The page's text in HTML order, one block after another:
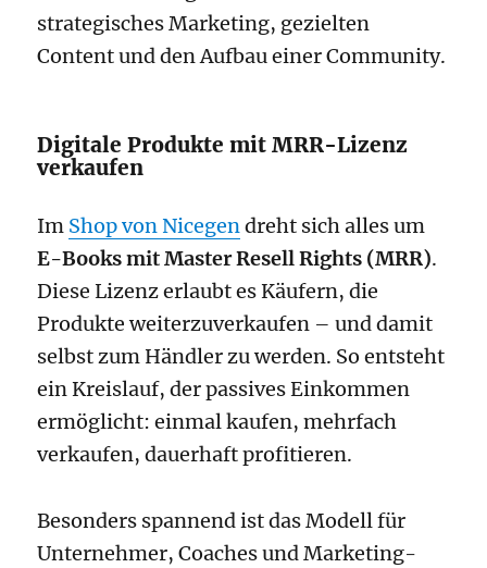
strategisches Marketing, gezielten
Content und den Aufbau einer Community.
Digitale Produkte mit MRR-Lizenz
verkaufen
Im Shop von Nicegen dreht sich alles um
E-Books mit Master Resell Rights (MRR).
Diese Lizenz erlaubt es Käufern, die
Produkte weiterzuverkaufen – und damit
selbst zum Händler zu werden. So entsteht
ein Kreislauf, der passives Einkommen
ermöglicht: einmal kaufen, mehrfach
verkaufen, dauerhaft profitieren.
Besonders spannend ist das Modell für
Unternehmer, Coaches und Marketing-